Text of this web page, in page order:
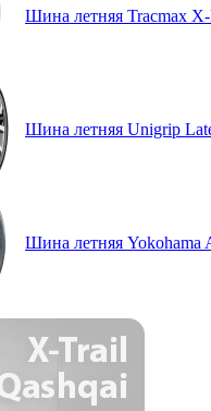
Шина летняя Tracmax
Шина летняя Unigrip
Шина летняя Yokohama